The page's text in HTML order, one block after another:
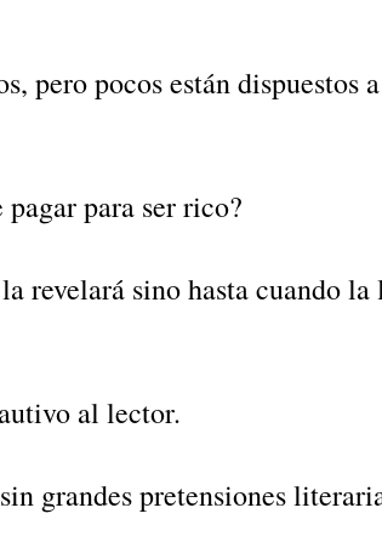
pero pocos están dispuestos
para ser rico?
revelará sino hasta cuando
al lector.
grandes pretensiones